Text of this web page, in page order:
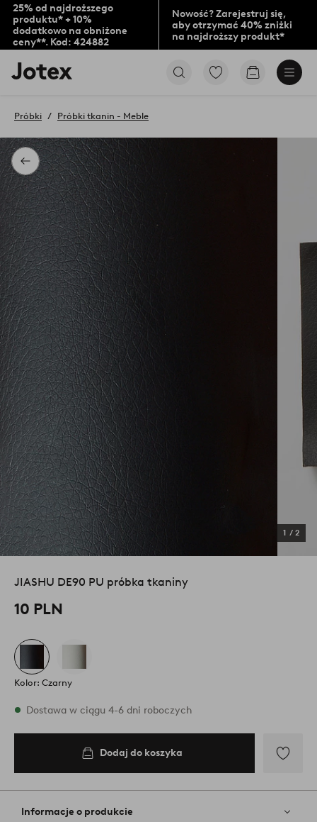
25% od najdroższego
produktu* + 10%
dodatkowo na obniżone
ceny**. Kod: 424882
Nowość? Zarejestruj się,
aby otrzymać 40% zniżki
na najdroższy produkt*
Logo
Jotex
na
stronę
PrzejdźPrzejdź
Powrót
Próbki Próbki tkanin - Meble
1 / 2
JIASHU DE90 PU próbka tkaniny
10 PLN
Kolor: Czarny
W magazynie
Dostawa w ciągu 4-6 dni roboczych
Dodaj do koszyka
do
Informacje o produkcie